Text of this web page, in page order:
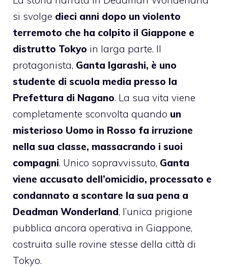
si svolge dieci anni dopo un violento
terremoto che ha colpito il Giappone e
distrutto Tokyo in larga parte. Il
protagonista, Ganta Igarashi, è uno
studente di scuola media presso la
Prefettura di Nagano. La sua vita viene
completamente sconvolta quando un
misterioso Uomo in Rosso fa irruzione
nella sua classe, massacrando i suoi
compagni. Unico sopravvissuto, Ganta
viene accusato dell’omicidio, processato e
condannato a scontare la sua pena a
Deadman Wonderland, l’unica prigione
pubblica ancora operativa in Giappone,
costruita sulle rovine stesse della città di
Tokyo.